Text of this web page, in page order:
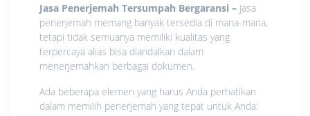
Jasa Penerjemah Tersumpah Bergaransi – Jasa
penerjemah memang banyak tersedia di mana-mana,
tetapi tidak semuanya memiliki kualitas yang
terpercaya alias bisa diandalkan dalam
menerjemahkan berbagai dokumen.
Ada beberapa elemen yang harus Anda perhatikan
dalam memilih penerjemah yang tepat untuk Anda: